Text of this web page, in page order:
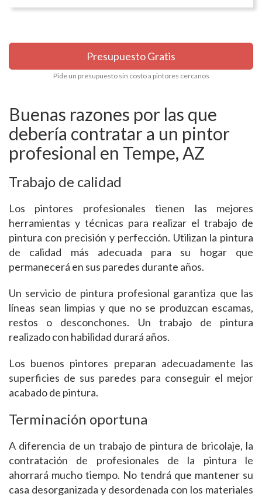
Presupuesto Gratis
Pide un presupuesto sin costo a pintores cercanos
Buenas razones por las que
debería contratar a un pintor
profesional en Tempe, AZ
Trabajo de calidad
Los pintores profesionales tienen las mejores
herramientas y técnicas para realizar el trabajo de
pintura con precisión y perfección. Utilizan la pintura
de calidad más adecuada para su hogar que
permanecerá en sus paredes durante años.
Un servicio de pintura profesional garantiza que las
líneas sean limpias y que no se produzcan escamas,
restos o desconchones. Un trabajo de pintura
realizado con habilidad durará años.
Los buenos pintores preparan adecuadamente las
superficies de sus paredes para conseguir el mejor
acabado de pintura.
Terminación oportuna
A diferencia de un trabajo de pintura de bricolaje, la
contratación de profesionales de la pintura le
ahorrará mucho tiempo. No tendrá que mantener su
casa desorganizada y desordenada con los materiales